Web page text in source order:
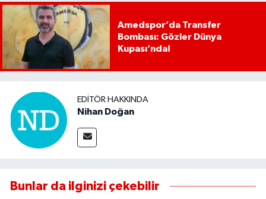
Amedspor’da Transfer
Bombası: Gözler Dünya
Kupası’nda!
EDITÖR HAKKINDA
Nihan Doğan
Bunlar da ilginizi çekebilir